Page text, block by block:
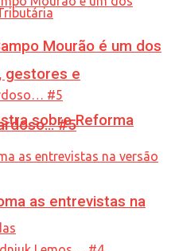
gestores e
sobre Reforma
Mourão é um dos
#5
as entrevistas na